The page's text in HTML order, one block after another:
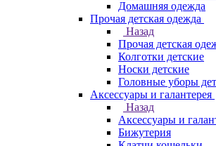
Домашняя одежда
Прочая детская одежда
Назад
Прочая детская
Колготки детские
Носки детские
Головные уборы
Аксессуары и галантерея
Назад
Аксессуары и
Бижутерия